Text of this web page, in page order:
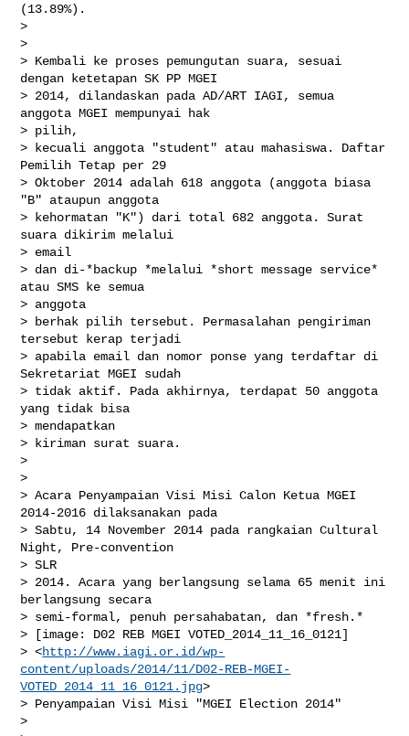
(13.89%).
>
>
> Kembali ke proses pemungutan suara, sesuai
dengan ketetapan SK PP MGEI
> 2014, dilandaskan pada AD/ART IAGI, semua
anggota MGEI mempunyai hak
> pilih,
> kecuali anggota "student" atau mahasiswa. Daftar
Pemilih Tetap per 29
> Oktober 2014 adalah 618 anggota (anggota biasa
"B" ataupun anggota
> kehormatan "K") dari total 682 anggota. Surat
suara dikirim melalui
> email
> dan di-*backup *melalui *short message service*
atau SMS ke semua
> anggota
> berhak pilih tersebut. Permasalahan pengiriman
tersebut kerap terjadi
> apabila email dan nomor ponse yang terdaftar di
Sekretariat MGEI sudah
> tidak aktif. Pada akhirnya, terdapat 50 anggota
yang tidak bisa
> mendapatkan
> kiriman surat suara.
>
>
> Acara Penyampaian Visi Misi Calon Ketua MGEI
2014-2016 dilaksanakan pada
> Sabtu, 14 November 2014 pada rangkaian Cultural
Night, Pre-convention
> SLR
> 2014. Acara yang berlangsung selama 65 menit ini
berlangsung secara
> semi-formal, penuh persahabatan, dan *fresh.*
> [image: D02 REB MGEI VOTED_2014_11_16_0121]
> <http://www.iagi.or.id/wp-
content/uploads/2014/11/D02-REB-MGEI-
VOTED_2014_11_16_0121.jpg>
> Penyampaian Visi Misi "MGEI Election 2014"
>